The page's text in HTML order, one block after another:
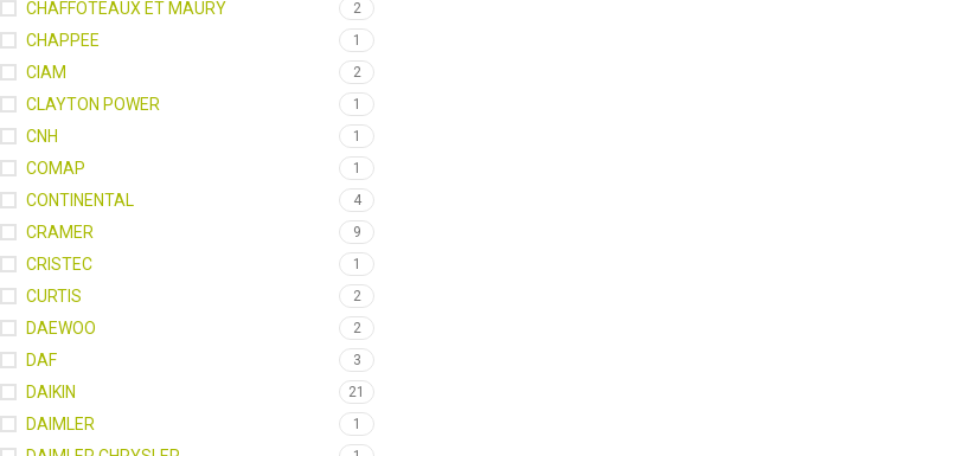
CHAFFOTEAUX ET MAURY 2
CHAPPEE 1
CIAM 2
CLAYTON POWER 1
CNH 1
COMAP 1
CONTINENTAL 4
CRAMER 9
CRISTEC 1
CURTIS 2
DAEWOO 2
DAF 3
DAIKIN 21
DAIMLER 1